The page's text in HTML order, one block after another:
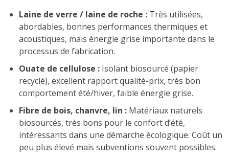
Laine de verre / laine de roche : Très utilisées,
abordables, bonnes performances thermiques et
acoustiques, mais énergie grise importante dans le
processus de fabrication.
Ouate de cellulose : Isolant biosourcé (papier
recyclé), excellent rapport qualité-prix, très bon
comportement été/hiver, faible énergie grise.
Fibre de bois, chanvre, lin : Matériaux naturels
biosourcés, très bons pour le confort d’été,
intéressants dans une démarche écologique. Coût un
peu plus élevé mais subventions souvent possibles.